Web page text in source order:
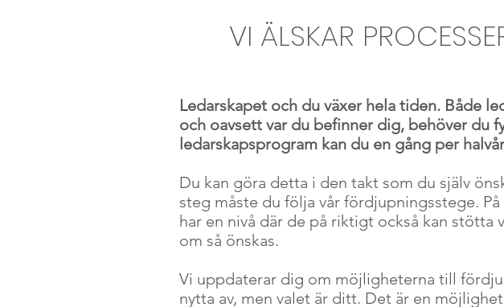
VI ÄLSKAR
Ledarskapet och du växer hela tiden. Både
och oavsett var du befinner dig, behöver du
ledarskapsprogram kan du en gång per
Du kan göra detta i den takt som du själv
steg måste du följa vår fördjupningsstege.
har en nivå där de på riktigt också kan stötta
om så önskas.
Vi uppdaterar dig om möjligheterna till
nytta av, men valet är ditt. Det är en